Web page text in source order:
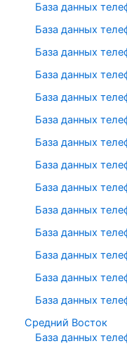
База данных
База данных
База данных
База данных
База данных
База данных
База данных
База данных
База данных
База данных
База данных
База данных
База данных
База данных
Средний Восток
База данных